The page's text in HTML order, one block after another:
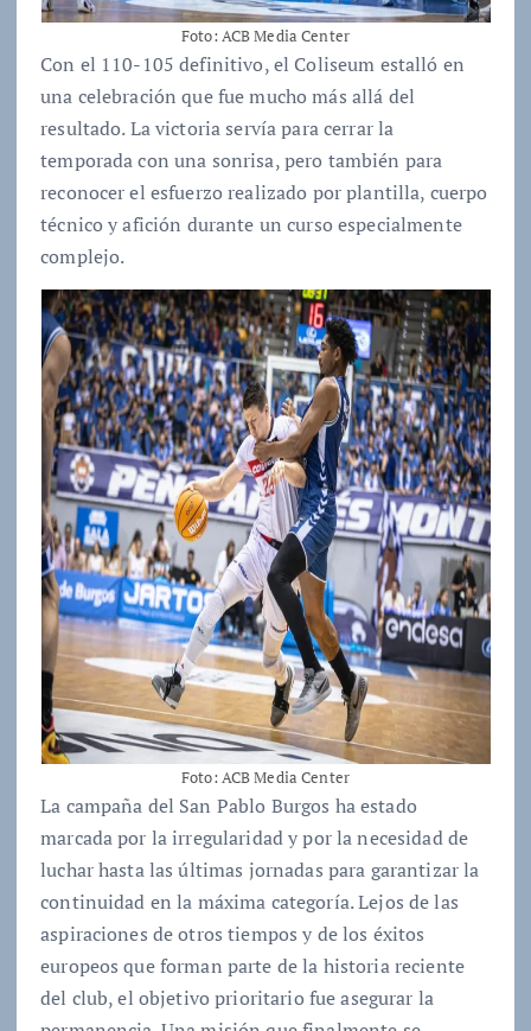
Foto: ACB Media Center
Con el 110-105 definitivo, el Coliseum estalló en
una celebración que fue mucho más allá del
resultado. La victoria servía para cerrar la
temporada con una sonrisa, pero también para
reconocer el esfuerzo realizado por plantilla, cuerpo
técnico y afición durante un curso especialmente
complejo.
Foto: ACB Media Center
La campaña del San Pablo Burgos ha estado
marcada por la irregularidad y por la necesidad de
luchar hasta las últimas jornadas para garantizar la
continuidad en la máxima categoría. Lejos de las
aspiraciones de otros tiempos y de los éxitos
europeos que forman parte de la historia reciente
del club, el objetivo prioritario fue asegurar la